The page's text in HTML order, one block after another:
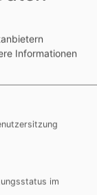
Cookie“,
wird. Ein
So gehen
nicht
gültig ist,
oder der
Informationen
im